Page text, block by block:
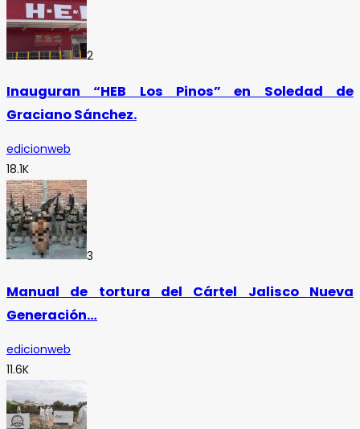
2
Inauguran “HEB Los Pinos” en Soledad de
Graciano Sánchez.
edicionweb
18.1K
3
Manual de tortura del Cártel Jalisco Nueva
Generación…
edicionweb
11.6K